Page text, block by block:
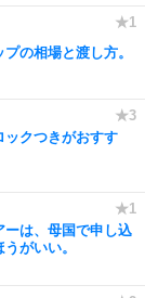
の相場と渡し方。
ックつきがおすす
ーは、母国で申し込
がいい。